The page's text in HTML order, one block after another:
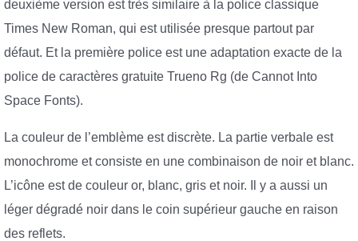
deuxième version est très similaire à la police classique
Times New Roman, qui est utilisée presque partout par
défaut. Et la première police est une adaptation exacte de la
police de caractères gratuite Trueno Rg (de Cannot Into
Space Fonts).
La couleur de l’emblème est discrète. La partie verbale est
monochrome et consiste en une combinaison de noir et blanc.
L’icône est de couleur or, blanc, gris et noir. Il y a aussi un
léger dégradé noir dans le coin supérieur gauche en raison
des reflets.